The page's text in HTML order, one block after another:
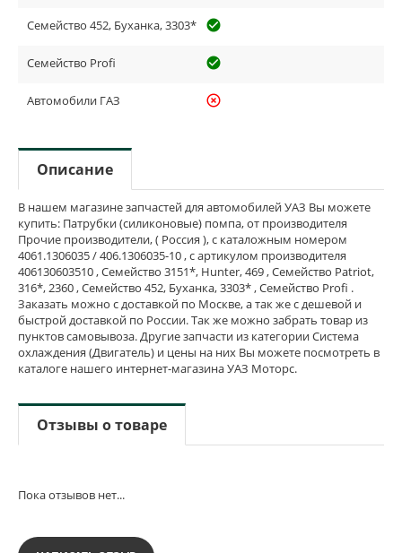
Семейство 452, Буханка, 3303* check_circle_outline
Семейство Profi check_circle_outline
Автомобили ГАЗ highlight_off
Описание
В нашем магазине запчастей для автомобилей УАЗ Вы можете
купить: Патрубки (силиконовые) помпа, от производителя
Прочие производители, ( Россия ), с каталожным номером
4061.1306035 / 406.1306035-10 , с артикулом производителя
406130603510 , Семейство 3151*, Hunter, 469 , Семейство Patriot,
316*, 2360 , Семейство 452, Буханка, 3303* , Семейство Profi .
Заказать можно с доставкой по Москве, а так же с дешевой и
быстрой доставкой по России. Так же можно забрать товар из
пунктов самовывоза. Другие запчасти из категории Система
охлаждения (Двигатель) и цены на них Вы можете посмотреть в
каталоге нашего интернет-магазина УАЗ Моторс.
Отзывы о товаре
Пока отзывов нет...